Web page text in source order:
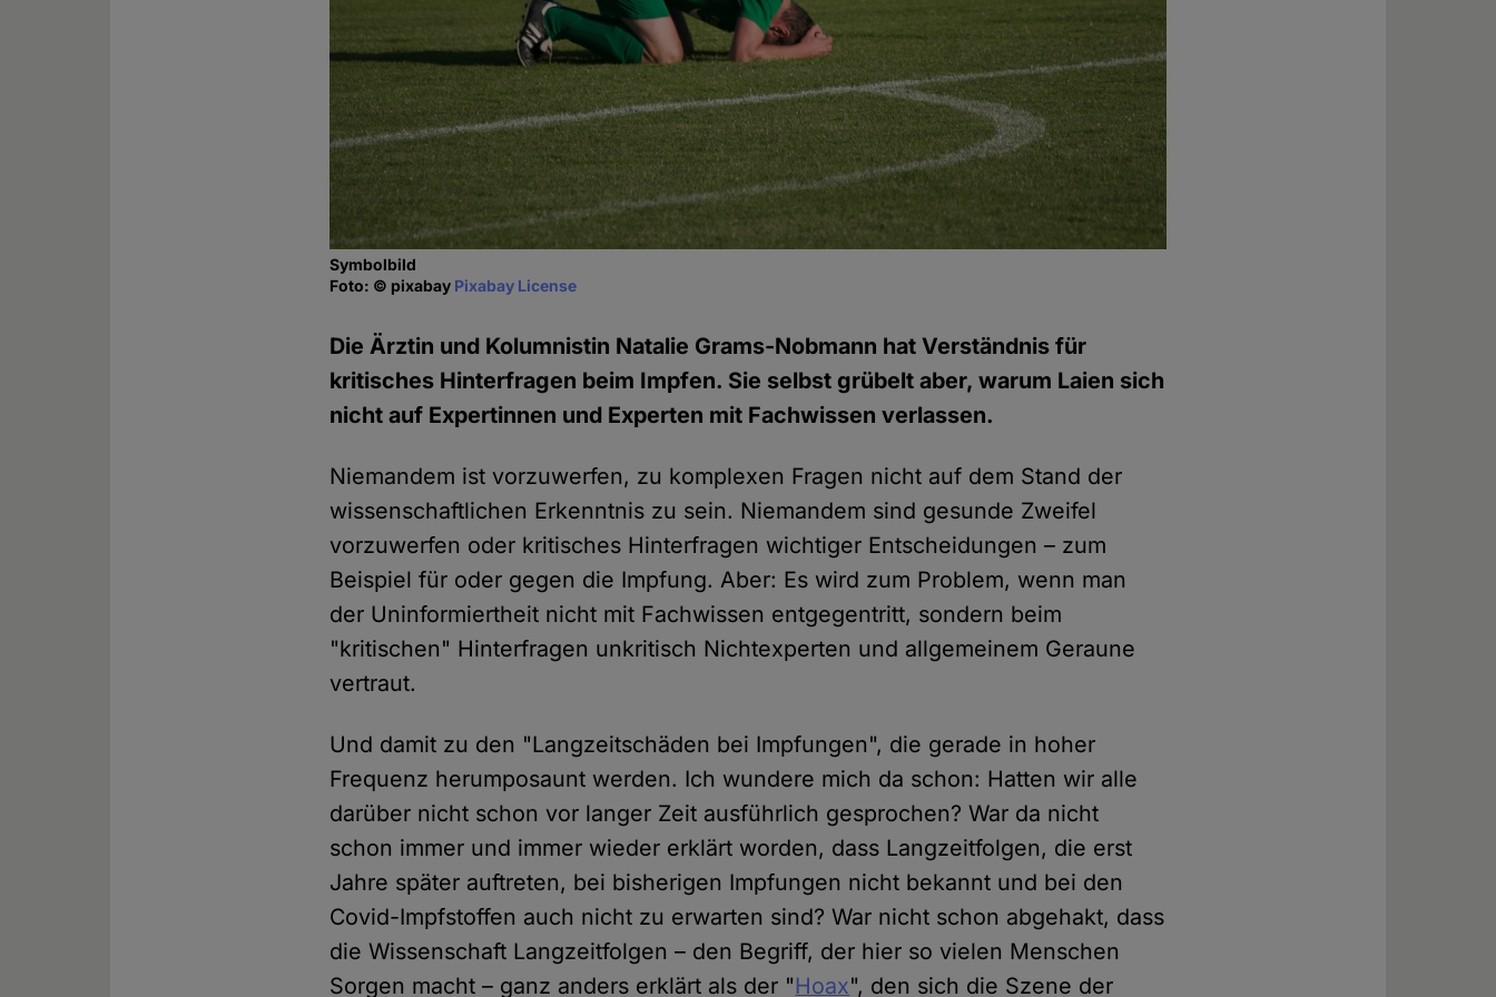
Symbolbild
Foto: © pixabay Pixabay License
Die Ärztin und Kolumnistin Natalie Grams-Nobmann hat Verständnis für
kritisches Hinterfragen beim Impfen. Sie selbst grübelt aber, warum Laien sich
nicht auf Expertinnen und Experten mit Fachwissen verlassen.
Niemandem ist vorzuwerfen, zu komplexen Fragen nicht auf dem Stand der
wissenschaftlichen Erkenntnis zu sein. Niemandem sind gesunde Zweifel
vorzuwerfen oder kritisches Hinterfragen wichtiger Entscheidungen – zum
Beispiel für oder gegen die Impfung. Aber: Es wird zum Problem, wenn man
der Uninformiertheit nicht mit Fachwissen entgegentritt, sondern beim
"kritischen" Hinterfragen unkritisch Nichtexperten und allgemeinem Geraune
vertraut.
Und damit zu den "Langzeitschäden bei Impfungen", die gerade in hoher
Frequenz herumposaunt werden. Ich wundere mich da schon: Hatten wir alle
darüber nicht schon vor langer Zeit ausführlich gesprochen? War da nicht
schon immer und immer wieder erklärt worden, dass Langzeitfolgen, die erst
Jahre später auftreten, bei bisherigen Impfungen nicht bekannt und bei den
Covid-Impfstoffen auch nicht zu erwarten sind? War nicht schon abgehakt, dass
die Wissenschaft Langzeitfolgen – den Begriff, der hier so vielen Menschen
Sorgen macht – ganz anders erklärt als der "Hoax", den sich die Szene der